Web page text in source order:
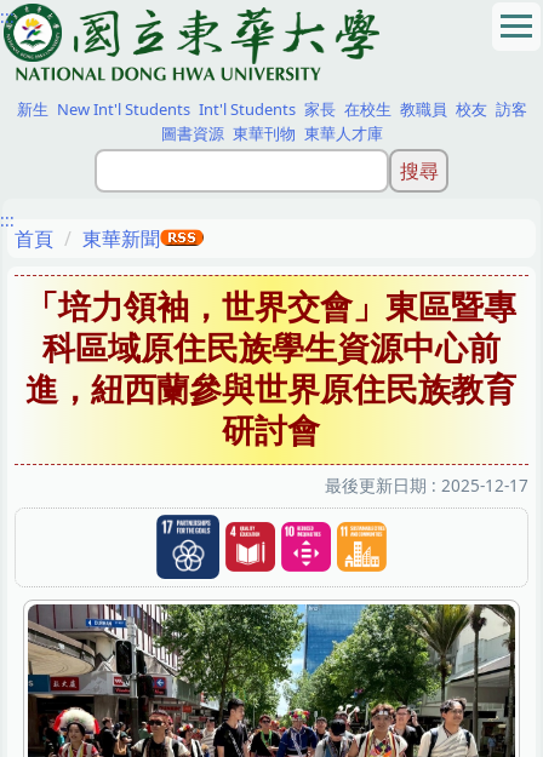
跳
到
主
要
內
:::
新生 New Int'l Students Int'l Students 家長 在校生 教職員 校友 訪客
圖書資源 東華刊物 東華人才庫
:::
首頁 東華新聞
「培力領袖，世界交會」東區暨專
科區域原住民族學生資源中心前
進，紐西蘭參與世界原住民族教育
研討會
最後更新日期 : 2025-12-17